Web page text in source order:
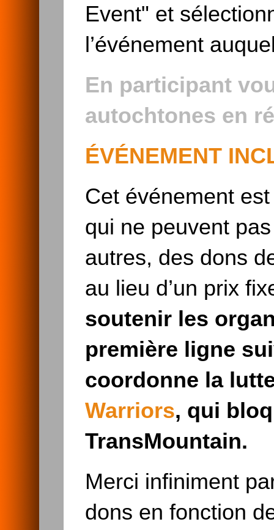
Event" et
l’événement
En participant
autochtones en
ÉVÉNEMENT
Cet événement
qui ne peuvent
autres, des dons
au lieu d’un prix
soutenir les
première ligne
coordonne la
Warriors, qui
TransMountain.
Merci infiniment
dons en fonction